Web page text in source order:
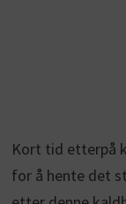
Kort tid etterpå
for å hente det